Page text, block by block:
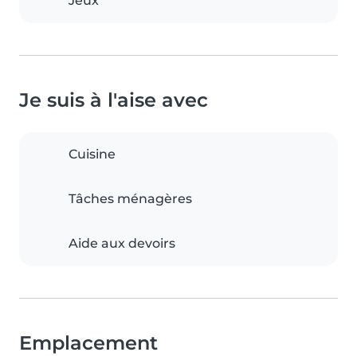
Je suis à l'aise avec
Cuisine
Tâches ménagères
Aide aux devoirs
Emplacement